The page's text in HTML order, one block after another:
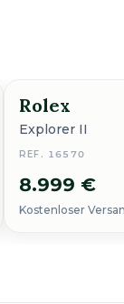
Rolex
Explorer II
REF. 16570
8.999 €
Kostenloser